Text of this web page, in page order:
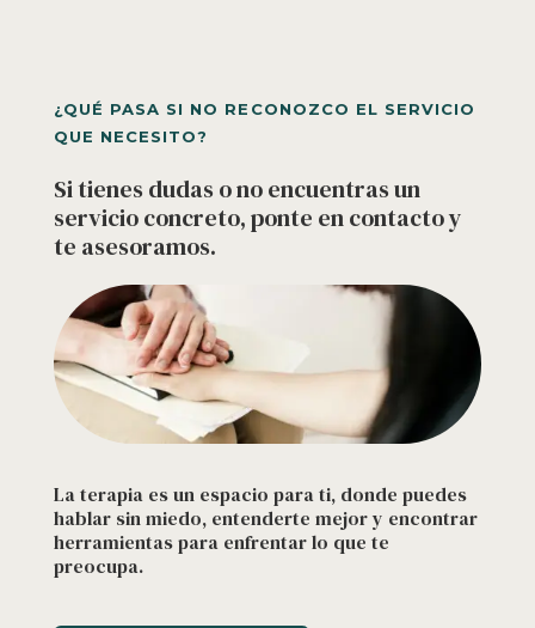
¿QUÉ PASA SI NO RECONOZCO EL SERVICIO
QUE NECESITO?
Si tienes dudas o no encuentras un
servicio concreto, ponte en contacto y
te asesoramos.
La terapia es un espacio para ti, donde puedes
hablar sin miedo, entenderte mejor y encontrar
herramientas para enfrentar lo que te
preocupa.